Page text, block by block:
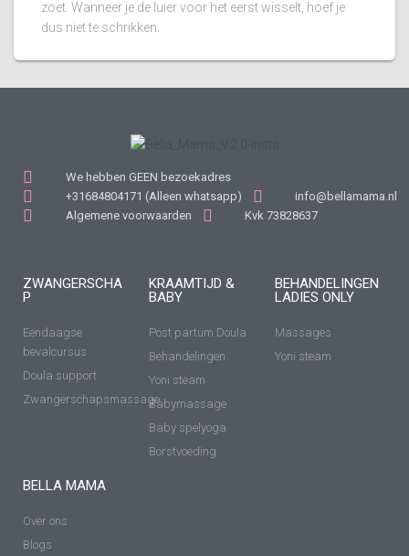
zoet. Wanneer je de luier voor het eerst wisselt, hoef je
dus niet te schrikken.
We hebben GEEN bezoekadres
+31684804171 (Alleen whatsapp)
info@bellamama.nl
Algemene voorwaarden
Kvk 73828637
ZWANGERSCHA
P
Eendaagse
bevalcursus
Doula support
Zwangerschapsmassage
KRAAMTIJD &
BABY
Post partum Doula
Behandelingen
Yoni steam
Babymassage
Baby spelyoga
Borstvoeding
BEHANDELINGEN
LADIES ONLY
Massages
Yoni steam
BELLA MAMA
Over ons
Blogs